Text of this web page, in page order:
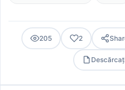
205 2